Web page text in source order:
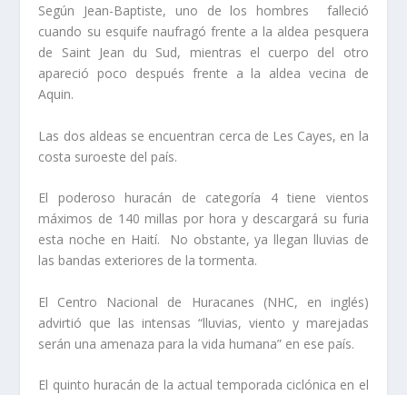
Según Jean-Baptiste, uno de los hombres falleció
cuando su esquife naufragó frente a la aldea pesquera
de Saint Jean du Sud, mientras el cuerpo del otro
apareció poco después frente a la aldea vecina de
Aquin.
Las dos aldeas se encuentran cerca de Les Cayes, en la
costa suroeste del país.
El poderoso huracán de categoría 4 tiene vientos
máximos de 140 millas por hora y descargará su furia
esta noche en Haití. No obstante, ya llegan lluvias de
las bandas exteriores de la tormenta.
El Centro Nacional de Huracanes (NHC, en inglés)
advirtió que las intensas “lluvias, viento y marejadas
serán una amenaza para la vida humana” en ese país.
El quinto huracán de la actual temporada ciclónica en el